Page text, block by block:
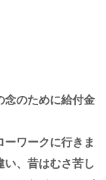
念のために給付金
ーワークに行きま
い、昔はむさ苦し